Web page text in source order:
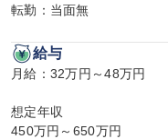
転勤：当面無
給与
月給：32万円～48万円
想定年収
450万円～650万円